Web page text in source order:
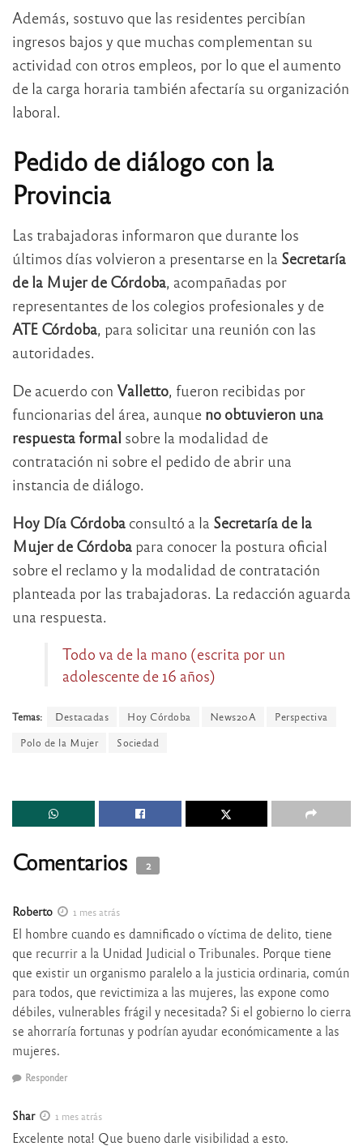
Además, sostuvo que las residentes percibían
ingresos bajos y que muchas complementan su
actividad con otros empleos, por lo que el aumento
de la carga horaria también afectaría su organización
laboral.
Pedido de diálogo con la
Provincia
Las trabajadoras informaron que durante los
últimos días volvieron a presentarse en la Secretaría
de la Mujer de Córdoba, acompañadas por
representantes de los colegios profesionales y de
ATE Córdoba, para solicitar una reunión con las
autoridades.
De acuerdo con Valletto, fueron recibidas por
funcionarias del área, aunque no obtuvieron una
respuesta formal sobre la modalidad de
contratación ni sobre el pedido de abrir una
instancia de diálogo.
Hoy Día Córdoba consultó a la Secretaría de la
Mujer de Córdoba para conocer la postura oficial
sobre el reclamo y la modalidad de contratación
planteada por las trabajadoras. La redacción aguarda
una respuesta.
Todo va de la mano (escrita por un
adolescente de 16 años)
Temas: Destacadas Hoy Córdoba News20A
Perspectiva
Polo de la Mujer
Sociedad
Comentarios 2
Roberto 1 mes atrás
El hombre cuando es damnificado o víctima de delito, tiene
que recurrir a la Unidad Judicial o Tribunales. Porque tiene
que existir un organismo paralelo a la justicia ordinaria, común
para todos, que revictimiza a las mujeres, las expone como
débiles, vulnerables frágil y necesitada? Si el gobierno lo cierra
se ahorraría fortunas y podrían ayudar económicamente a las
mujeres.
Responder
Shar 1 mes atrás
Excelente nota! Que bueno darle visibilidad a esto.